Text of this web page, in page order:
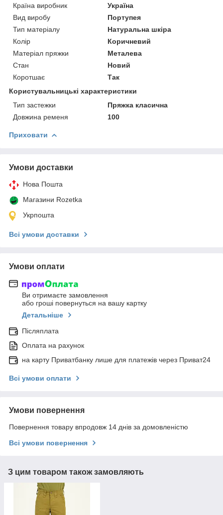
Країна виробник
Україна
Вид виробу
Портупея
Тип матеріалу
Натуральна шкіра
Колір
Коричневий
Матеріал пряжки
Металева
Стан
Новий
Коротшає
Так
Користувальницькі характеристики
Тип застежки
Пряжка класична
Довжина ременя
100
Приховати
Умови доставки
Нова Пошта
Магазини Rozetka
Укрпошта
Всі умови доставки
Умови оплати
Ви отримаєте замовлення
або гроші повернуться на вашу картку
Детальніше
Післяплата
Оплата на рахунок
на карту Приватбанку лише для платежів через Приват24
Всі умови оплати
Умови повернення
Повернення товару впродовж 14 днів за домовленістю
Всі умови повернення
З цим товаром також замовляють